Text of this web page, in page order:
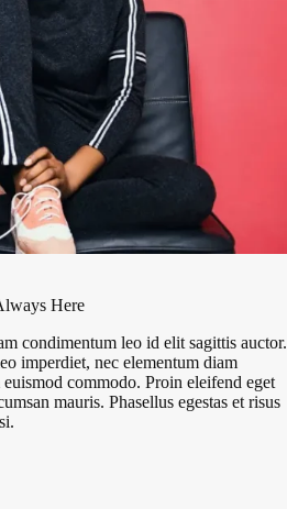
Here
condimentum leo id elit sagittis auctor.
imperdiet, nec elementum diam
commodo. Proin eleifend eget
mauris. Phasellus egestas et risus